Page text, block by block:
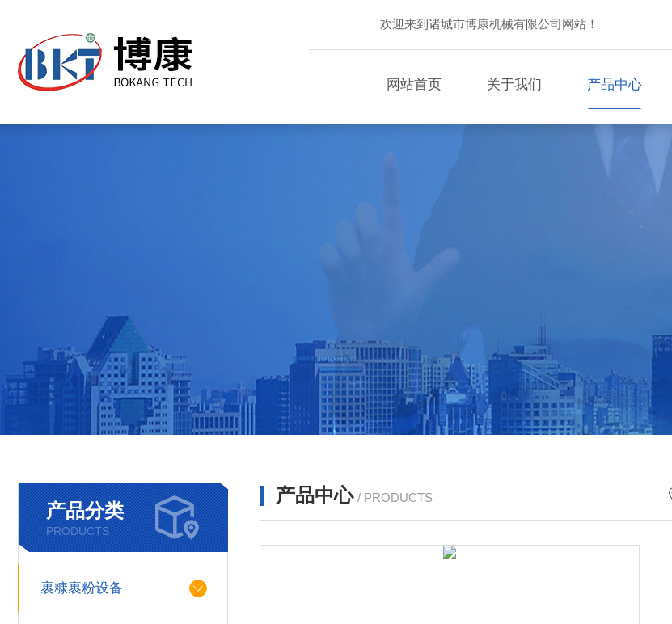
欢迎来到诸城市博康机械有限公司网站！
网站首页 关于我们 产品中心
产品分类
PRODUCTS
裹糠裹粉设备
产品中心 / PRODUCTS